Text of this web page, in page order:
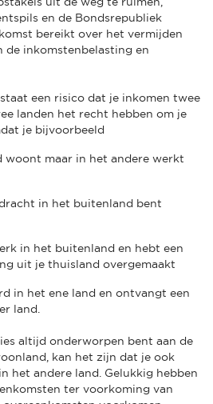
en de Bondsrepubliek
bereikt over het vermijden
de inkomstenbelasting en
een risico dat je inkomen twee
landen het recht hebben om je
je bijvoorbeeld
woont maar in het andere werkt
in het buitenland bent
in het buitenland en hebt een
uit je thuisland overgemaakt
in het ene land en ontvangt een
land.
altijd onderworpen bent aan de
kan het zijn dat je ook
het andere land. Gelukkig hebben
ter voorkoming van